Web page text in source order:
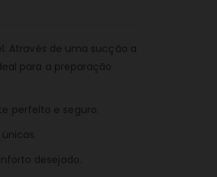
Através de uma sucção a
para a preparação
perfeito e seguro.
desejado.